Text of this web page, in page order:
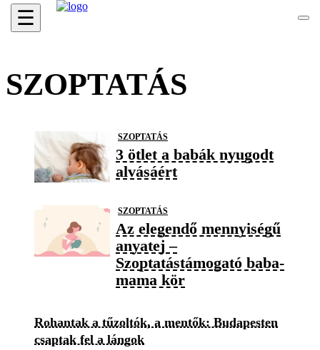
☰
SZOPTATÁS
SZOPTATÁS
3 ötlet a babák nyugodt
alvásáért
SZOPTATÁS
Az elegendő mennyiségű
anyatej –
Szoptatástámogató baba-
mama kör
Rohantak a tűzoltók, a mentők: Budapesten
csaptak fel a lángok